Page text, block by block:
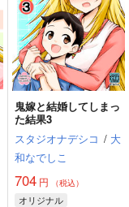
鬼嫁と結婚してしまっ
た結果3
スタジオナデシコ / 大
和なでしこ
704円 （税込）
オリジナル